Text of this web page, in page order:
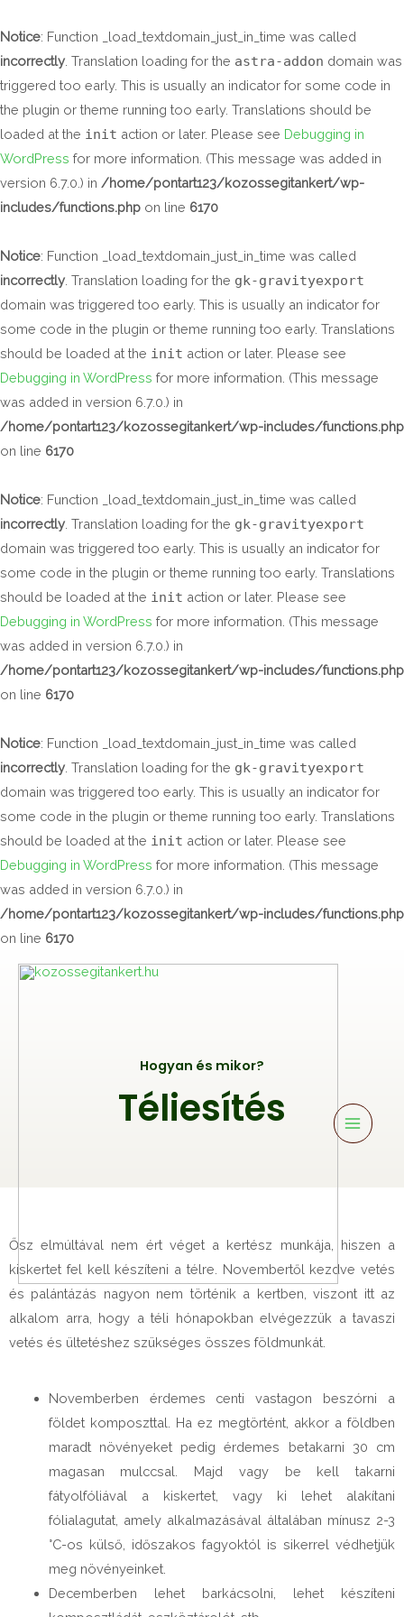
Notice: Function _load_textdomain_just_in_time was called
incorrectly . Translation loading for the astra-addon domain was
triggered too early. This is usually an indicator for some code in
the plugin or theme running too early. Translations should be
loaded at the init action or later. Please see Debugging in
WordPress for more information. (This message was added in
version 6.7.0.) in /home/pontart123/kozossegitankert/wp-
includes/functions.php on line 6170
Notice: Function _load_textdomain_just_in_time was called
incorrectly . Translation loading for the gk-gravityexport
domain was triggered too early. This is usually an indicator for
some code in the plugin or theme running too early. Translations
should be loaded at the init action or later. Please see
Debugging in WordPress for more information. (This message
was added in version 6.7.0.) in
/home/pontart123/kozossegitankert/wp-includes/functions.php
on line 6170
Notice: Function _load_textdomain_just_in_time was called
incorrectly . Translation loading for the gk-gravityexport
domain was triggered too early. This is usually an indicator for
some code in the plugin or theme running too early. Translations
should be loaded at the init action or later. Please see
Debugging in WordPress for more information. (This message
was added in version 6.7.0.) in
/home/pontart123/kozossegitankert/wp-includes/functions.php
on line 6170
Notice: Function _load_textdomain_just_in_time was called
incorrectly . Translation loading for the gk-gravityexport
domain was triggered too early. This is usually an indicator for
some code in the plugin or theme running too early. Translations
should be loaded at the init action or later. Please see
Debugging in WordPress for more information. (This message
was added in version 6.7.0.) in
/home/pontart123/kozossegitankert/wp-includes/functions.php
on line 6170
to
content
Hogyan és mikor?
Téliesítés
Ősz elmúltával nem ért véget a kertész munkája, hiszen a
kiskertet fel kell készíteni a télre. Novembertől kezdve vetés
és palántázás nagyon nem történik a kertben, viszont itt az
alkalom arra, hogy a téli hónapokban elvégezzük a tavaszi
vetés és ültetéshez szükséges összes földmunkát.
Novemberben érdemes centi vastagon beszórni a
földet komposzttal. Ha ez megtörtént, akkor a földben
maradt növényeket pedig érdemes betakarni 30 cm
magasan mulccsal. Majd vagy be kell takarni
fátyolfóliával a kiskertet, vagy ki lehet alakítani
fólialagutat, amely alkalmazásával általában mínusz 2-3
°C-os külső, időszakos fagyoktól is sikerrel védhetjük
meg növényeinket.
Decemberben lehet barkácsolni, lehet készíteni